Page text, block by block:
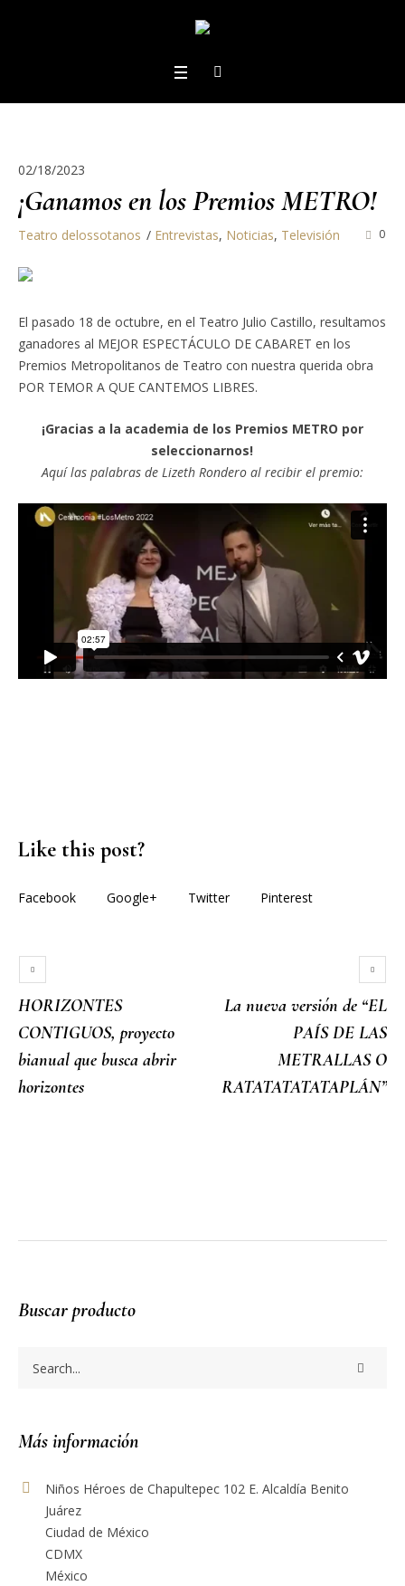
02/18/2023
¡Ganamos en los Premios METRO!
Teatro delossotanos Entrevistas, Noticias, Televisión 0
El pasado 18 de octubre, en el Teatro Julio Castillo, resultamos
ganadores al MEJOR ESPECTÁCULO DE CABARET en los
Premios Metropolitanos de Teatro con nuestra querida obra
POR TEMOR A QUE CANTEMOS LIBRES.
¡Gracias a la academia de los Premios METRO por
seleccionarnos!
Aquí las palabras de Lizeth Rondero al recibir el premio:
Like this post?
Facebook Google+ Twitter Pinterest
HORIZONTES
CONTIGUOS, proyecto
bianual que busca abrir
horizontes
La nueva versión de “EL
PAÍS DE LAS
METRALLAS O
RATATATATATAPLÁN”
Buscar producto
Más información
Niños Héroes de Chapultepec 102 E. Alcaldía Benito
Juárez
Ciudad de México
CDMX
México